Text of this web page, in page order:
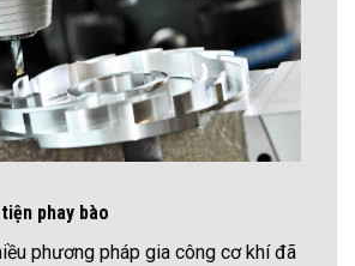
phay bào
phương pháp gia công cơ khí đã